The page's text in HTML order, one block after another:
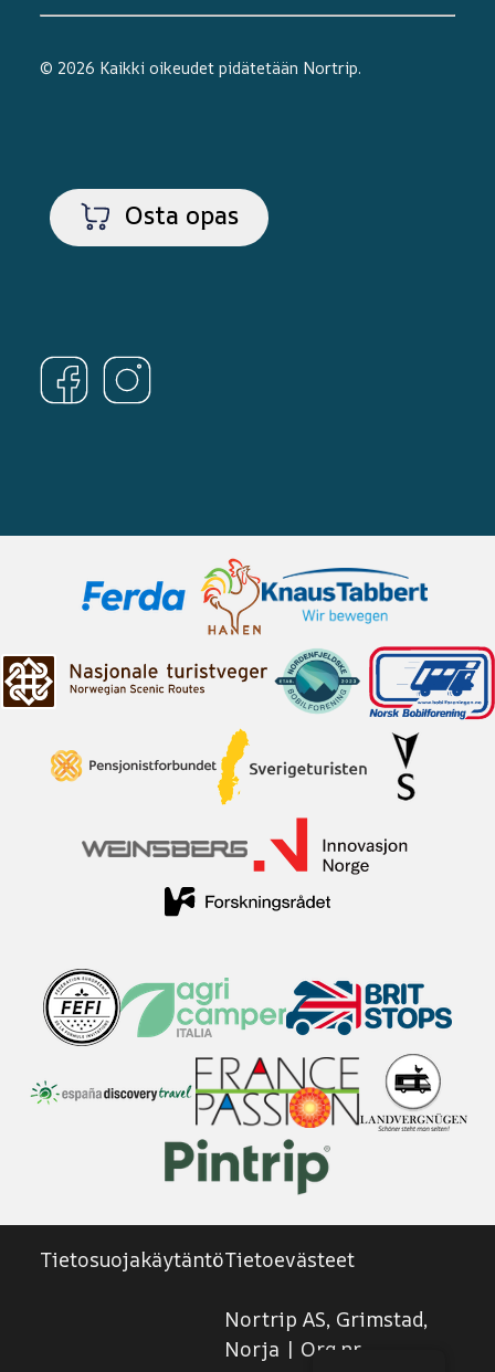
© 2026 Kaikki oikeudet pidätetään Nortrip.
Osta opas
TietosuojakäytäntöTietoevästeet
Nortrip AS, Grimstad,
Norja | Org.nr.